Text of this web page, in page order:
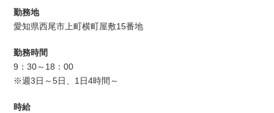
勤務地
愛知県西尾市上町横町屋敷15番地
勤務時間
9：30～18：00
※週3日～5日、1日4時間～
時給